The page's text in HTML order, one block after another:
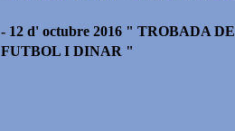
- 12 d' octubre 2016 " TROBADA DE
FUTBOL I DINAR "